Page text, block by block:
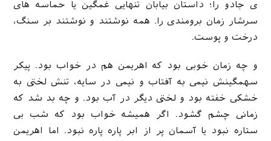
ی جادو را؛ داستان بیابان تنهایی غمگین یا حماسه های
سرشار زمان برومندی را. همه نوشتند و نوشتند بر سنگ،
درخت و پوست.
و چه زمان خوبی بود که اهریمن هم در خواب بود. پیکر
سهمگینش نیمی به آفتاب و نیمی در سایه، تنش لختی به
خشکی خفته بود و لختی دیگر در آب بود. و چه بد شد که
زمانی چشم گشود. اگر همیشه خواب بود که شب بی
ستاره نبود یا آسمان پر از ابر پاره پاره نبود. اما اهریمن